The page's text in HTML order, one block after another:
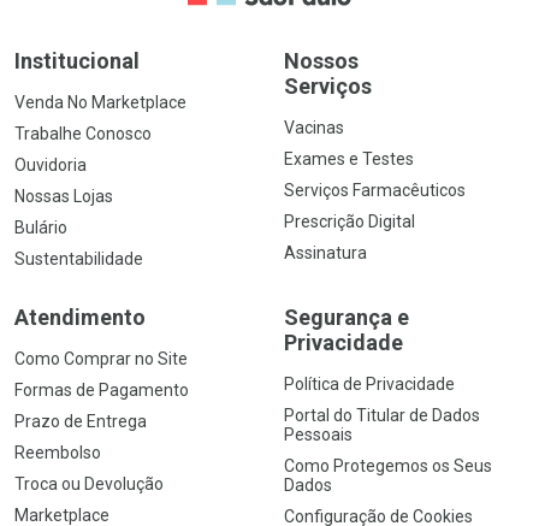
Institucional
Venda No Marketplace
Trabalhe Conosco
Ouvidoria
Nossas Lojas
Bulário
Sustentabilidade
Nossos
Serviços
Vacinas
Exames e Testes
Serviços Farmacêuticos
Prescrição Digital
Assinatura
Atendimento
Como Comprar no Site
Formas de Pagamento
Prazo de Entrega
Reembolso
Troca ou Devolução
Marketplace
Segurança e
Privacidade
Política de Privacidade
Portal do Titular de Dados
Pessoais
Como Protegemos os Seus
Dados
Configuração de Cookies